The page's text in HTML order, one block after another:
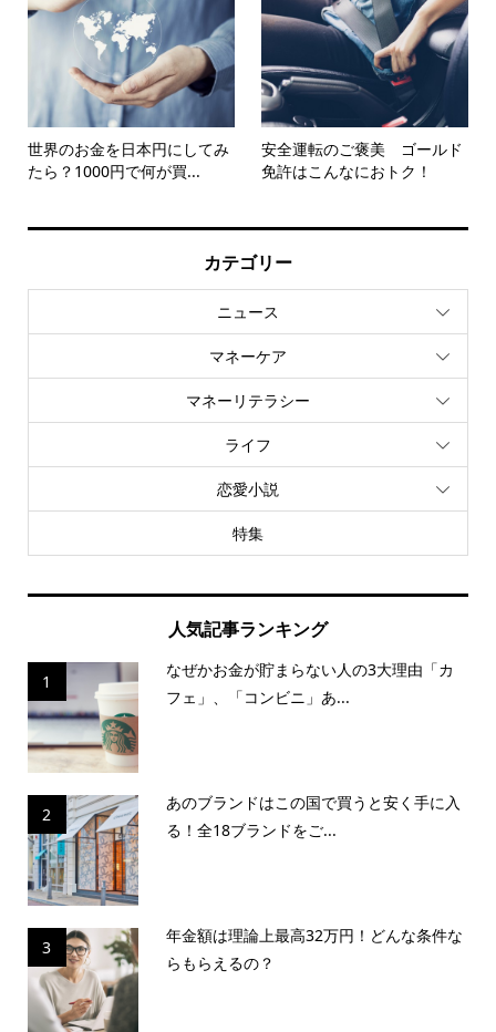
世界のお金を日本円にしてみ
たら？1000円で何が買...
安全運転のご褒美 ゴールド
免許はこんなにおトク！
カテゴリー
ニュース
マネーケア
マネーリテラシー
ライフ
恋愛小説
特集
人気記事ランキング
1
なぜかお金が貯まらない人の3大理由「カ
フェ」、「コンビニ」あ...
2
あのブランドはこの国で買うと安く手に入
る！全18ブランドをご...
3
年金額は理論上最高32万円！どんな条件な
らもらえるの？